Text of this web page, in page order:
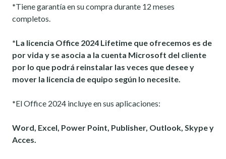
*Tiene garantía en su compra durante 12 meses
completos.
*La licencia Office 2024 Lifetime que ofrecemos es de
por vida y se asocia a la cuenta Microsoft del cliente
por lo que podrá reinstalar las veces que desee y
mover la licencia de equipo según lo necesite.
*El Office 2024 incluye en sus aplicaciones:
Word, Excel, Power Point, Publisher, Outlook, Skype y
Acces.